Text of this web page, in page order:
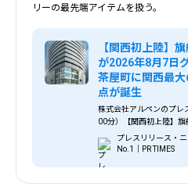
リーの最先端アイテムを扱う。
【関西初上陸】
が2026年8月7日
茶屋町に関西最
点が誕生
株式会社アルペンのプ
00分）【関西初上陸】旗
月7日グランドオープン
カルチャー拠点が誕生
プレスリリース・
No.1｜PR TIMES